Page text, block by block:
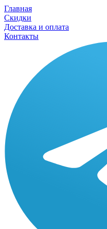
Главная
Скидки
Доставка и оплата
Контакты